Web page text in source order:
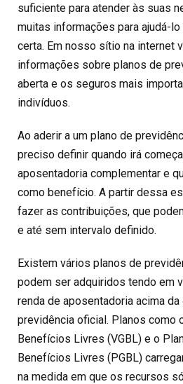
suficiente para atender às suas
muitas informações para ajudá-
certa. Em nosso sítio na internet
informações sobre planos de
aberta e os seguros mais
indivíduos.
Ao aderir a um plano de
preciso definir quando irá
aposentadoria complementar e
como benefício. A partir dessa
fazer as contribuições, que
e até sem intervalo definido.
Existem vários planos de
podem ser adquiridos tendo em
renda de aposentadoria acima
previdência oficial. Planos como
Benefícios Livres (VGBL) e o
Benefícios Livres (PGBL)
na medida em que os recursos